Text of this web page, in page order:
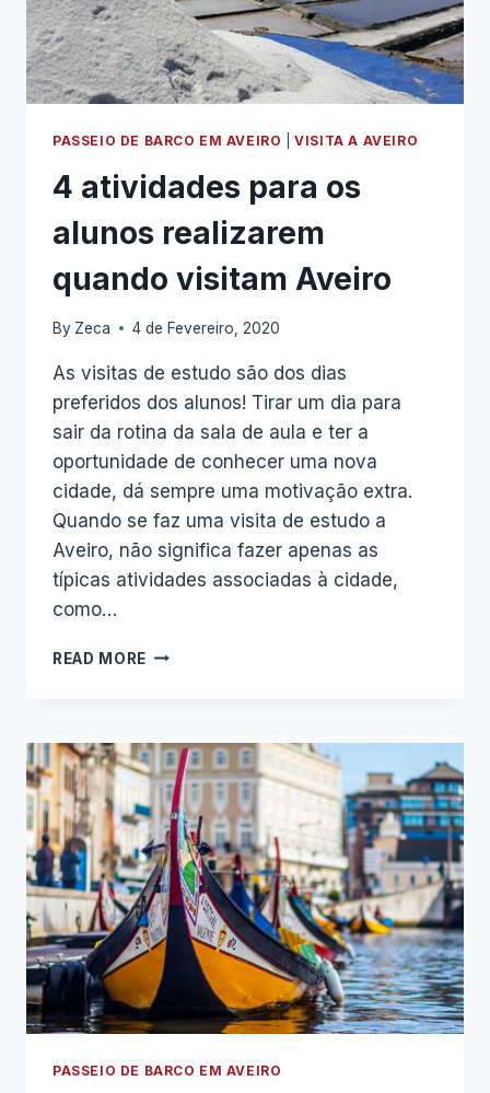
PASSEIO DE BARCO EM AVEIRO |VISITA A AVEIRO
4 atividades para os
alunos realizarem
quando visitam Aveiro
By Zeca 4 de Fevereiro, 2020
As visitas de estudo são dos dias
preferidos dos alunos! Tirar um dia para
sair da rotina da sala de aula e ter a
oportunidade de conhecer uma nova
cidade, dá sempre uma motivação extra.
Quando se faz uma visita de estudo a
Aveiro, não significa fazer apenas as
típicas atividades associadas à cidade,
como…
READ MORE 4
ALUNOS
REALIZAREM
QUANDO
VISITAM
AVEIRO
PASSEIO DE BARCO EM AVEIRO